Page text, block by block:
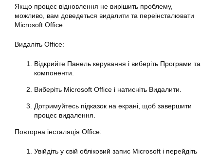
Якщо процес відновлення не вирішить проблему,
можливо, вам доведеться видалити та переінсталювати
Microsoft Office
Видаліть Office:
Відкрийте Панель керування і виберіть Програми та
компоненти.
Виберіть Microsoft Office і натисніть Видалити.
Дотримуйтесь підказок на екрані, щоб завершити
процес видалення.
Повторна інсталяція Office:
Увійдіть у свій обліковий запис Microsoft і перейдіть